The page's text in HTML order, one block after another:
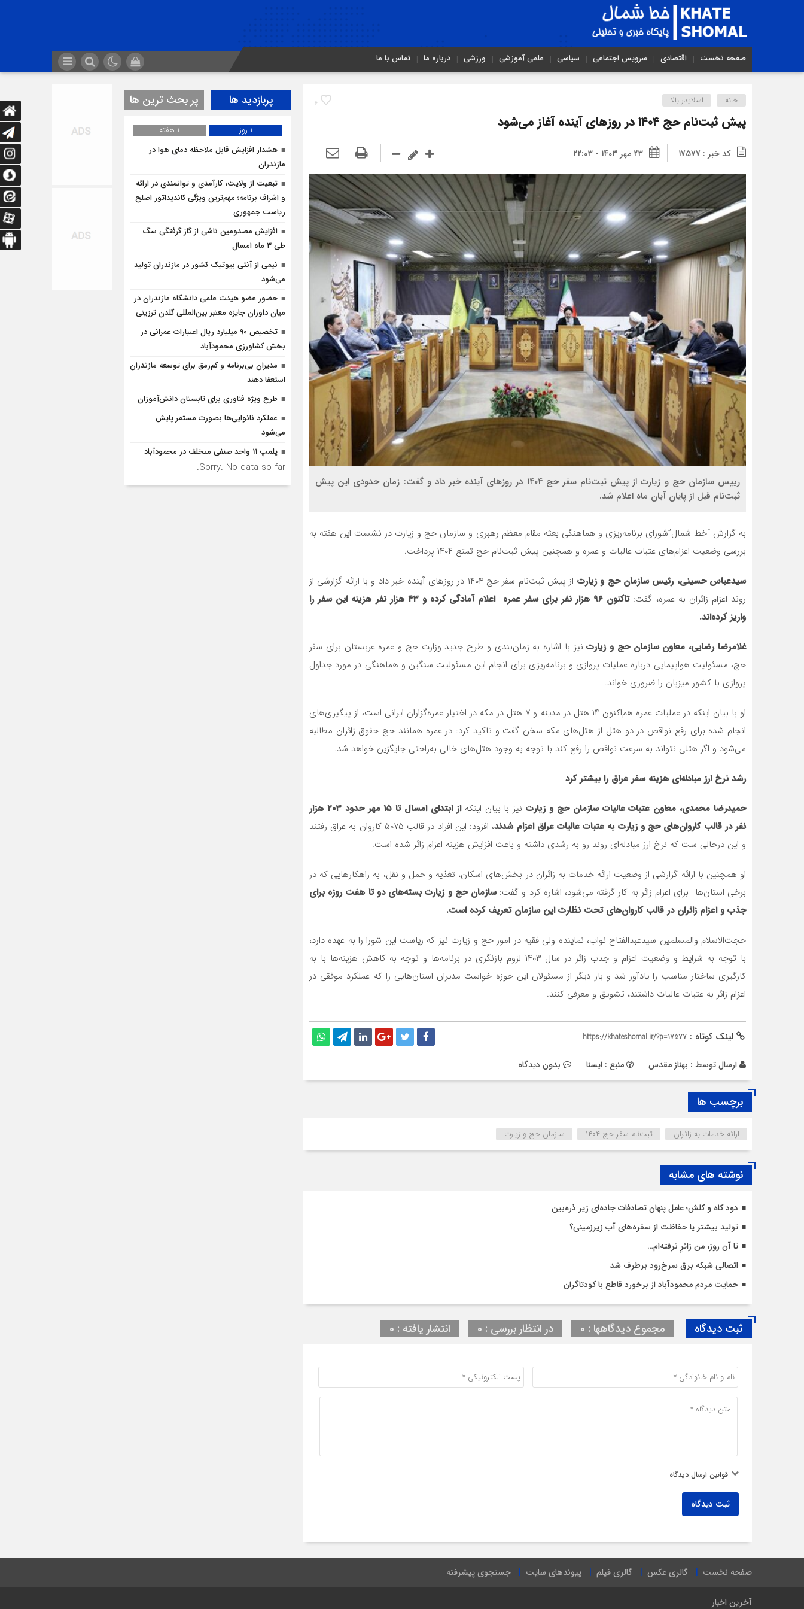
صفحه نخست اقتصادی سرویس اجتماعی سیاسی علمی آموزشی ورزشی درباره ما تماس با ما
6 خانه اسلایدر بالا
پیش ثبت‌نام حج ۱۴۰۴ در روزهای آینده آغاز می‌شود
کد خبر : 17577 23 مهر 1403 - 22:03
رییس سازمان حج و زیارت از پیش ثبت‌نام سفر حج ۱۴۰۴ در روزهای آینده خبر داد و گفت: زمان حدودی این پیش‌
ثبت‌نام قبل از پایان آبان ماه اعلام شد.
به گزارش “خط شمال”شورای برنامه‌ریزی و هماهنگی بعثه مقام معظم رهبری و سازمان حج و زیارت در نشست این هفته به
بررسی وضعیت اعزام‌های عتبات عالیات و عمره و همچنین پیش ثبت‌نام‌ حج تمتع ۱۴۰۴ پرداخت.
سیدعباس حسینی، رئیس سازمان حج و زیارت
از پیش ثبت‌نام سفر حج ۱۴۰۴ در روزهای آینده خبر داد و با ارائه گزارشی از
روند اعزام زائران به عمره، گفت:
تاکنون ۹۶ هزار نفر برای سفر عمره اعلام آمادگی کرده و ۴۳ هزار نفر هزینه این سفر را
واریز کرده‌اند.
غلامرضا رضایی، معاون سازمان حج و زیارتنیز با اشاره به زمان‌بندی و طرح جدید وزارت حج و عمره عربستان برای سفر
حج، مسئولیت هواپیمایی درباره عملیات پروازی و برنامه‌ریزی برای انجام این مسئولیت سنگین و هماهنگی در مورد جداول
پروازی با کشور میزبان را ضروری خواند.
او با بیان اینکه در عملیات عمره هم‌اکنون ۱۴ هتل در مدینه و ۷ هتل در مکه در اختیار عمره‌گزاران ایرانی است، از پیگیری‌های
انجام شده برای رفع نواقص در دو هتل از هتل‌های مکه سخن گفت و تاکید کرد: در عمره همانند حج حقوق زائران مطالبه
می‌شود و اگر هتلی نتواند به سرعت نواقص را رفع کند با توجه به وجود هتل‌های خالی به‌راحتی جایگزین خواهد شد.
رشد نرخ ارز مبادله‌ای هزینه سفر عراق را بیشتر کرد
حمیدرضا محمدی، معاون عتبات عالیات سازمان حج و زیارتنیز با بیان اینکه
از ابتدای امسال تا ۱۵ مهر حدود ۲۰۳ هزار
نفر در قالب کاروان‌های حج و زیارت به عتبات عالیات عراق اعزام شدند
، افزود: این افراد در قالب ۵۰۷۵ کاروان به عراق رفتند
و این درحالی ست که نرخ ارز مبادله‌ای روند رو به رشدی داشته و باعث افزایش هزینه اعزام زائر شده است.
او همچنین با ارائه گزارشی از وضعیت ارائه خدمات به زائران در بخش‌های اسکان، تغذیه و حمل و نقل، به راهکارهایی که در
برخی استان‌ها برای اعزام زائر به کار گرفته می‌شود، اشاره کرد و گفت:سازمان حج و زیارت بسته‌های دو تا هفت روزه برای
جذب و اعزام زائران در قالب کاروان‌های تحت نظارت این سازمان تعریف کرده است.
حجت‌الاسلام والمسلمین سیدعبدالفتاح نواب، نماینده ولی فقیه در امور حج و زیارت نیز که ریاست این شورا را به عهده دارد،
با توجه به شرایط و وضعیت اعزام و جذب زائر در سال ۱۴۰۳ لزوم بازنگری در برنامه‌ها و توجه به کاهش هزینه‌ها با به
کارگیری ساختار مناسب را یادآور شد و بار دیگر از مسئولان این حوزه خواست مدیران استان‌هایی را که عملکرد موفقی در
اعزام زائر به عتبات عالیات داشتند، تشویق و معرفی کنند.
لینک کوتاه : https://khateshomal.ir/?p=17577
ارسال توسط : بهناز مقدس منبع : ایسنا بدون دیدگاه
برچسب ها
ارائه خدمات به زائران ثبت‌نام سفر حج ۱۴۰۴ سازمان حج و زیارت
نوشته های مشابه
دود کاه و کلش؛ عامل پنهان تصادفات جاده‌ای زیر ذره‌بین
تولید بیشتر یا حفاظت از سفره‌های آب زیرزمینی؟
تا آن روز، من زائرِ نرفته‌ام…
اتصالی شبکه برق سرخ‌رود برطرف شد
حمایت مردم محمودآباد از برخورد قاطع با کودتاگران
ثبت دیدگاه مجموع دیدگاهها : 0 در انتظار بررسی : 0 انتشار یافته : 0
قوانین ارسال دیدگاه
ثبت دیدگاه
پربازدید ها پر بحث ترین ها
1 روز
1 هفته
هشدار افزایش قابل ملاحظه دمای هوا در
مازندران
تبعیت از ولایت، کارآمدی و توانمندی در ارائه
و اشراف برنامه؛ مهم‌ترین ویژگی کاندیداتور اصلح
ریاست جمهوری
افزایش مصدومین ناشی از گاز گرفتگی سگ
طی ۳ ماه امسال
نیمی از آنتی بیوتیک کشور در مازندران تولید
می‌شود
حضور عضو هیئت علمی دانشگاه مازندران در
میان داوران جایزه معتبر بین‌المللی گلدن ترزینی
تخصیص 90 میلیارد ریال اعتبارات عمرانی در
بخش کشاورزی محمودآباد
مدیران بی‌برنامه و کم‌رمق برای توسعه مازندران
استعفا دهند
طرح ویژه فناوری برای تابستان دانش‌آموزان
عملکرد نانوایی‌ها بصورت مستمر پایش
می‌شود
پلمپ 11 واحد صنفی متخلف در محمودآباد
Sorry. No data so far.
صفحه نخست گالری عکس گالری فیلم پیوندهای سایت جستجوی پیشرفته
آخرین اخبار